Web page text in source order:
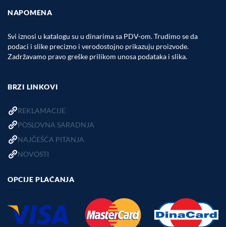
NAPOMENA
Svi iznosi u katalogu su u dinarima sa PDV-om. Trudimo se da
podaci i slike precizno i verodostojno prikazuju proizvode.
Zadržavamo pravo greške prilikom unosa podataka i slika.
BRZI LINKOVI
REKLAMACIJE
POSLOVNA SARADNJA
NAJČEŠĆA PITANJA
NOVOSTI
OPCIJE PLAĆANJA